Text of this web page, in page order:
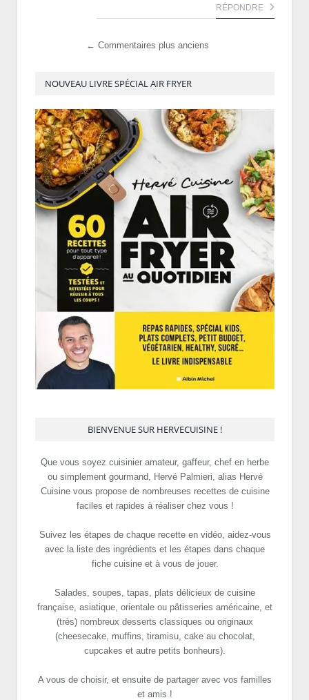
RÉPONDRE
← Commentaires plus anciens
NOUVEAU LIVRE SPÉCIAL AIR FRYER
BIENVENUE SUR HERVECUISINE !
Que vous soyez cuisinier amateur, gaffeur, chef en herbe
ou simplement gourmand, Hervé Palmieri, alias Hervé
Cuisine vous propose de nombreuses recettes de cuisine
faciles et rapides à réaliser chez vous !
Suivez les étapes de chaque recette en vidéo, aidez-vous
avec la liste des ingrédients et les étapes dans chaque
fiche cuisine et à vous de jouer.
Salades, soupes, tapas, plats délicieux de cuisine
française, asiatique, orientale ou pâtisseries américaine, et
(très) nombreux desserts classiques ou originaux
(cheesecake, muffins, tiramisu, cake au chocolat,
cupcakes et autre petits bonheurs).
A vous de choisir, et ensuite de partager avec vos familles
et amis !